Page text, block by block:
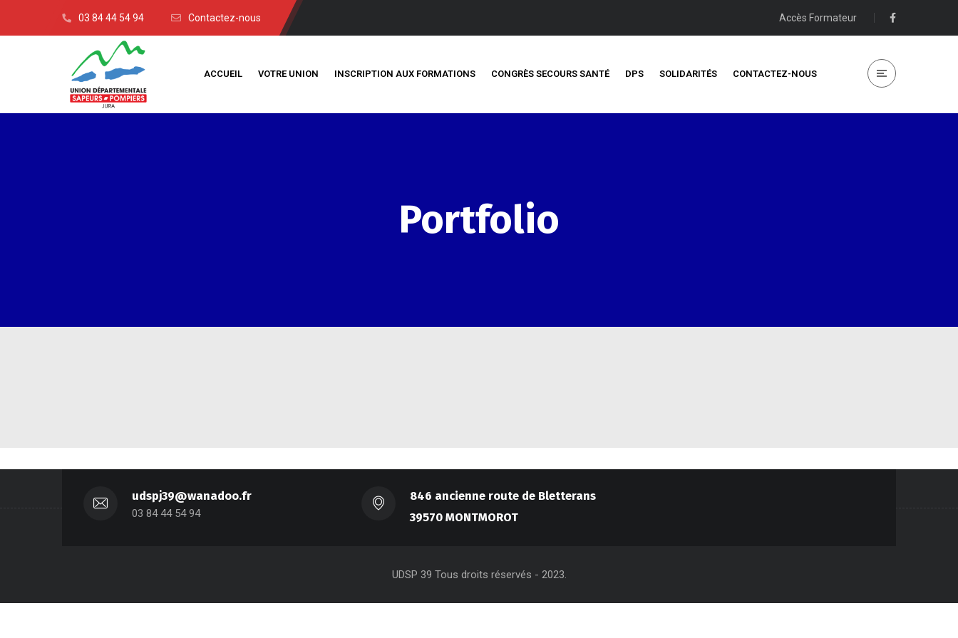
03 84 44 54 94 Contactez-nous Accès Formateur
ACCUEIL VOTRE UNION INSCRIPTION AUX FORMATIONS CONGRÈS SECOURS SANTÉ DPS SOLIDARITÉS CONTACTEZ-NOUS
Portfolio
udspj39@wanadoo.fr
03 84 44 54 94
846 ancienne route de Bletterans
39570 MONTMOROT
UDSP 39 Tous droits réservés - 2023.